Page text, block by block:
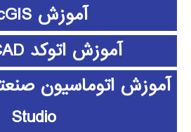
آموزش ArcGIS
آموزش اتوکد AUTOCAD
Studio